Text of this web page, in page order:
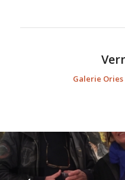
Galerie Ories